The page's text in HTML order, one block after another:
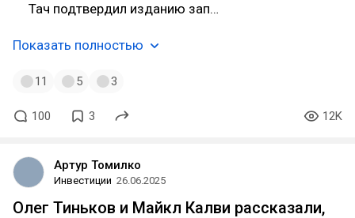
Тач подтвердил изданию зап…
Показать полностью
11 5 3
100 3 12K
Артур Томилко
Инвестиции 26.06.2025
Олег Тиньков и Майкл Калви рассказали,